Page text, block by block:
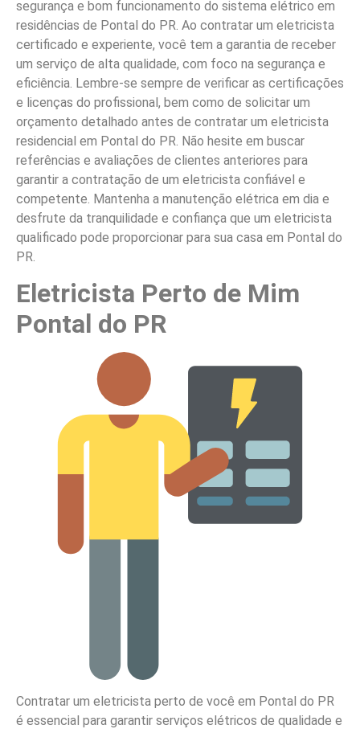
segurança e bom funcionamento do sistema elétrico em
residências de Pontal do PR. Ao contratar um eletricista
certificado e experiente, você tem a garantia de receber
um serviço de alta qualidade, com foco na segurança e
eficiência. Lembre-se sempre de verificar as certificações
e licenças do profissional, bem como de solicitar um
orçamento detalhado antes de contratar um eletricista
residencial em Pontal do PR. Não hesite em buscar
referências e avaliações de clientes anteriores para
garantir a contratação de um eletricista confiável e
competente. Mantenha a manutenção elétrica em dia e
desfrute da tranquilidade e confiança que um eletricista
qualificado pode proporcionar para sua casa em Pontal do
PR.
Eletricista Perto de Mim
Pontal do PR
Contratar um eletricista perto de você em Pontal do PR
é essencial para garantir serviços elétricos de qualidade e